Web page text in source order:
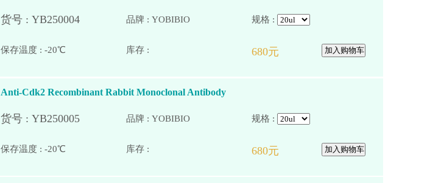
品牌 : YOBIBIO 规格 :
保存温度 : -20℃
Anti-Cdk2 Recombinant Rabbit Monoclonal Antibody
品牌 : YOBIBIO 规格 :
保存温度 : -20℃